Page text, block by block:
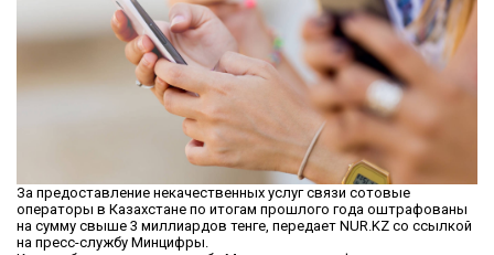
За предоставление некачественных услуг связи сотовые
операторы в Казахстане по итогам прошлого года оштрафованы
на сумму свыше 3 миллиардов тенге, передает NUR.KZ со ссылкой
на пресс-службу Минцифры.